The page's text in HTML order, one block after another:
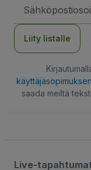
Liity listalle
käyttäjäsopimuksen
saada meiltä
Live-